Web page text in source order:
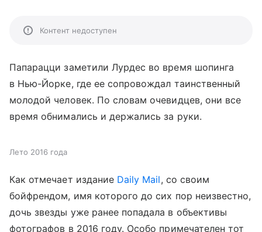
Контент недоступен
Папарацци заметили Лурдес во время шопинга
в Нью-Йорке, где ее сопровождал таинственный
молодой человек. По словам очевидцев, они все
время обнимались и держались за руки.
Лето 2016 года
Как отмечает издание Daily Mail, со своим
бойфрендом, имя которого до сих пор неизвестно,
дочь звезды уже ранее попадала в объективы
фотографов в 2016 году. Особо примечателен тот